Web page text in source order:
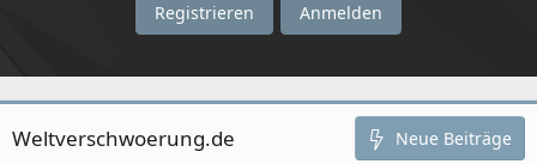
Registrieren Anmelden
Weltverschwoerung.de Neue Beiträge